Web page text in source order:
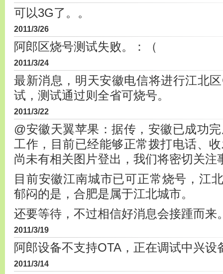
可以3G了。。
2011/3/26
阿郎区烧号测试失败。：（
2011/3/24
最新消息，明天安徽电信将进行江北
试，测试通过则全省可烧号。
2011/3/22
@安徽天翼苹果：据传，安徽已成功
工作，目前已经能够正常拨打电话、
尚未有相关图片登出，我们将密切关注
目前安徽江南城市已可正常烧号，江
郁闷的是，合肥是属于江北城市。
还要等待，不过相信好消息会接踵而来
2011/3/19
阿郎设备不支持OTA，正在调试中兴设
2011/3/14